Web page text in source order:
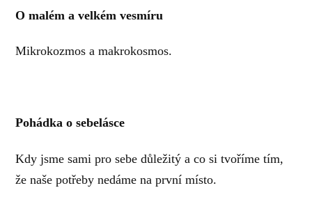
O malém a velkém vesmíru
Mikrokozmos a makrokosmos.
Pohádka o sebelásce
Kdy jsme sami pro sebe důležitý a co si tvoříme tím,
že naše potřeby nedáme na první místo.